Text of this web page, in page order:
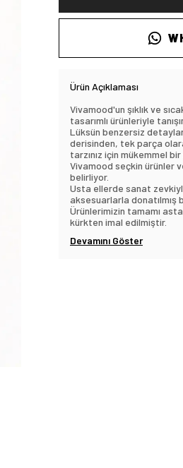
Ürün Açıklaması
Vivamood'un şıklık ve
tasarımlı ürünleriyle
Lüksün benzersiz
derisinden, tek parça
tarzınız için mükemmel
Vivamood seçkin ürünler
belirliyor.
Usta ellerde sanat
aksesuarlarla donatılmış
Ürünlerimizin tamamı
kürkten imal edilmiştir.
Devamını Göster